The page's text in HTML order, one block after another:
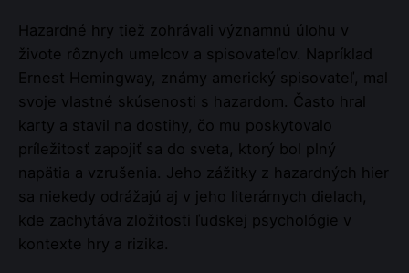
Hazardné hry tiež zohrávali významnú úlohu v
živote rôznych umelcov a spisovateľov. Napríklad
Ernest Hemingway, známy americký spisovateľ, mal
svoje vlastné skúsenosti s hazardom. Často hral
karty a stavil na dostihy, čo mu poskytovalo
príležitosť zapojiť sa do sveta, ktorý bol plný
napätia a vzrušenia. Jeho zážitky z hazardných hier
sa niekedy odrážajú aj v jeho literárnych dielach,
kde zachytáva zložitosti ľudskej psychológie v
kontexte hry a rizika.